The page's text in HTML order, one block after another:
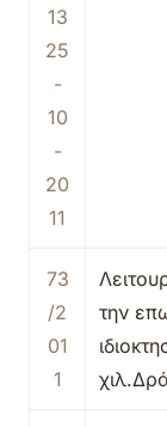
13
25
-
10
-
20
11
73
/2
01
1
την